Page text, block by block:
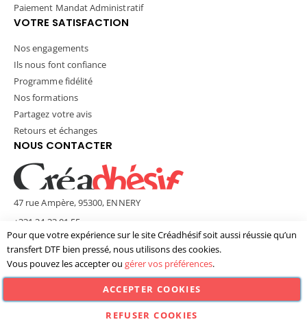
Paiement Mandat Administratif
VOTRE SATISFACTION
Nos engagements
Ils nous font confiance
Programme fidélité
Nos formations
Partagez votre avis
Retours et échanges
NOUS CONTACTER
47 rue Ampère, 95300, ENNERY
+331 34 33 01 55
contact@creadhesif.com
Lun - Ven / 9h30 - 12h00 & 14h00 - 17h00
© Créadhésif 2025. Tous Droits Réservés.
Pour que votre expérience sur le site Créadhésif soit aussi réussie qu’un
transfert DTF bien pressé, nous utilisons des cookies.
Vous pouvez les accepter ou gérer vos préférences.
ACCEPTER COOKIES
REFUSER COOKIES